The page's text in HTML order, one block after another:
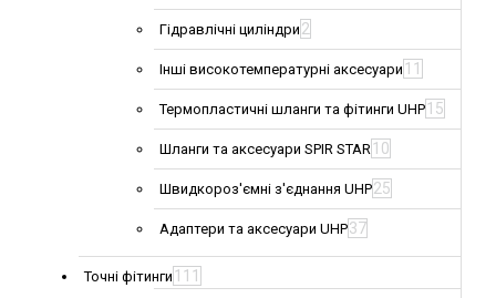
Гідравлічні циліндри 2
Інші високотемпературні аксесуари 11
Термопластичні шланги та фітинги UHP 15
Шланги та аксесуари SPIR STAR 10
Швидкороз'ємні з'єднання UHP25
Адаптери та аксесуари UHP37
Точні фітинги 111